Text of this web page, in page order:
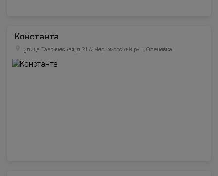
Константа
улица Таврическая, д.21 А, Черноморский р-н., Оленевка